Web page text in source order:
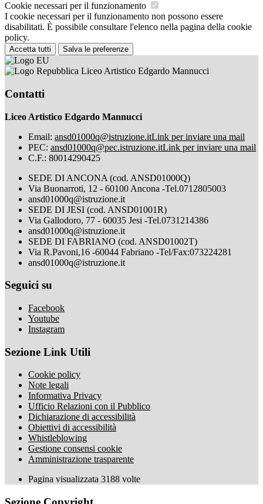
Cookie necessari per il funzionamento
I cookie necessari per il funzionamento non possono essere
disabilitati. È possibile consultare l'elenco nella pagina della cookie
policy.
Accetta tutti Salva le preferenze
Liceo Artistico Edgardo Mannucci
Contatti
Liceo Artistico Edgardo Mannucci
Email: ansd01000q@istruzione.itLink per inviare una mail
PEC: ansd01000q@pec.istruzione.itLink per inviare una mail
C.F.: 80014290425
SEDE DI ANCONA (cod. ANSD01000Q)
Via Buonarroti, 12 - 60100 Ancona -Tel.0712805003
ansd01000q@istruzione.it
SEDE DI JESI (cod. ANSD01001R)
Via Gallodoro, 77 - 60035 Jesi -Tel.0731214386
ansd01000q@istruzione.it
SEDE DI FABRIANO (cod. ANSD01002T)
Via R.Pavoni,16 -60044 Fabriano -Tel/Fax:073224281
ansd01000q@istruzione.it
Seguici su
Facebook
Youtube
Instagram
Sezione Link Utili
Cookie policy
Note legali
Informativa Privacy
Ufficio Relazioni con il Pubblico
Dichiarazione di accessibilità
Obiettivi di accessibilità
Whistleblowing
Gestione consensi cookie
Amministrazione trasparente
Pagina visualizzata 3188 volte